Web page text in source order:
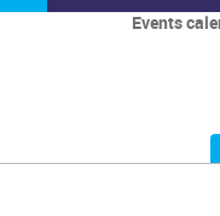
Events
(علامة التبويب النشطة)